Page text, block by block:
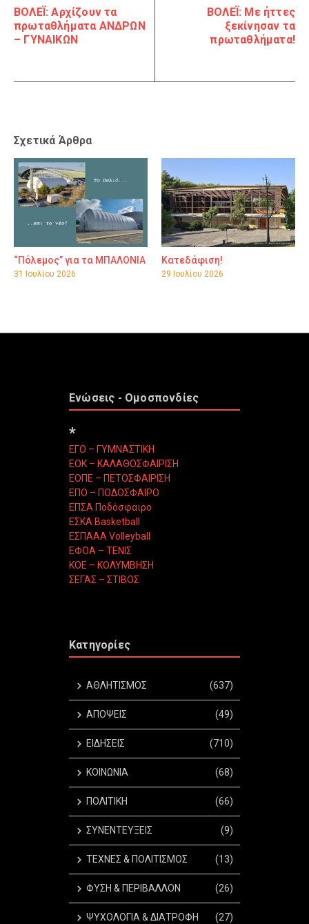
ΒΟΛΕΪ: Αρχίζουν τα
πρωταθλήματα ΑΝΔΡΩΝ
– ΓΥΝΑΙΚΩΝ
ΒΟΛΕΪ: Με ήττες
ξεκίνησαν τα
πρωταθλήματα!
Σχετικά Άρθρα
“Πόλεμος” για τα ΜΠΑΛΟΝΙΑ
31 Ιουλίου 2026
Κατεδάφιση!
29 Ιουλίου 2026
Ενώσεις - Ομοσπονδίες
*
ΕΓΟ – ΓΥΜΝΑΣΤΙΚΗ
ΕΟΚ – ΚΑΛΑΘΟΣΦΑΙΡΙΣΗ
ΕΟΠΕ – ΠΕΤΟΣΦΑΙΡΙΣΗ
ΕΠΟ – ΠΟΔΟΣΦΑΙΡΟ
ΕΠΣΑ Ποδόσφαιρο
ΕΣΚΑ Basketball
ΕΣΠΑΑΑ Volleyball
ΕΦΟΑ – ΤΕΝΙΣ
ΚΟΕ – ΚΟΛΥΜΒΗΣΗ
ΣΕΓΑΣ – ΣΤΙΒΟΣ
Κατηγορίες
ΑΘΛΗΤΙΣΜΟΣ (637)
ΑΠΟΨΕΙΣ (49)
ΕΙΔΗΣΕΙΣ (710)
ΚΟΙΝΩΝΙΑ (68)
ΠΟΛΙΤΙΚΗ (66)
ΣΥΝΕΝΤΕΥΞΕΙΣ (9)
ΤΕΧΝΕΣ & ΠΟΛΙΤΙΣΜΟΣ (13)
ΦΥΣΗ & ΠΕΡΙΒΑΛΛΟΝ (26)
ΨΥΧΟΛΟΓΙΑ & ΔΙΑΤΡΟΦΗ (27)